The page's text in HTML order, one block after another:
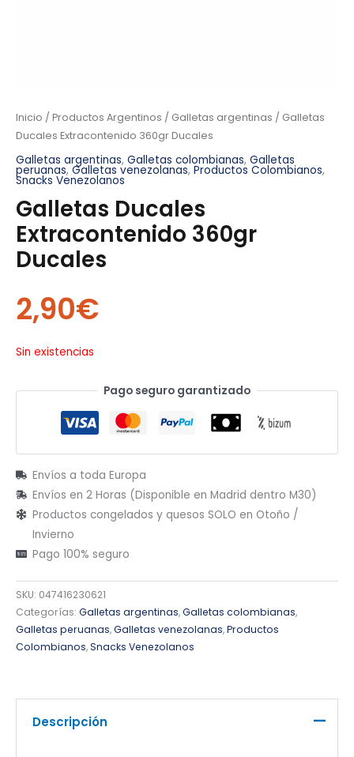
Inicio / Productos Argentinos / Galletas argentinas / Galletas
Ducales Extracontenido 360gr Ducales
Galletas argentinas, Galletas colombianas, Galletas
peruanas, Galletas venezolanas, Productos Colombianos,
Snacks Venezolanos
Galletas Ducales
Extracontenido 360gr
Ducales
2,90€
Sin existencias
Pago seguro garantizado
Envíos a toda Europa
Envíos en 2 Horas (Disponible en Madrid dentro M30)
Productos congelados y quesos SOLO en Otoño /
Invierno
Pago 100% seguro
SKU: 047416230621
Categorías: Galletas argentinas,Galletas colombianas,
Galletas peruanas,Galletas venezolanas,Productos
Colombianos,Snacks Venezolanos
Descripción